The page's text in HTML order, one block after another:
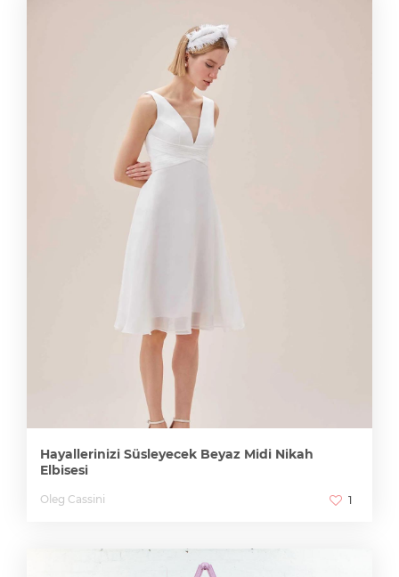
Hayallerinizi Süsleyecek Beyaz Midi Nikah
Elbisesi
Oleg Cassini 1